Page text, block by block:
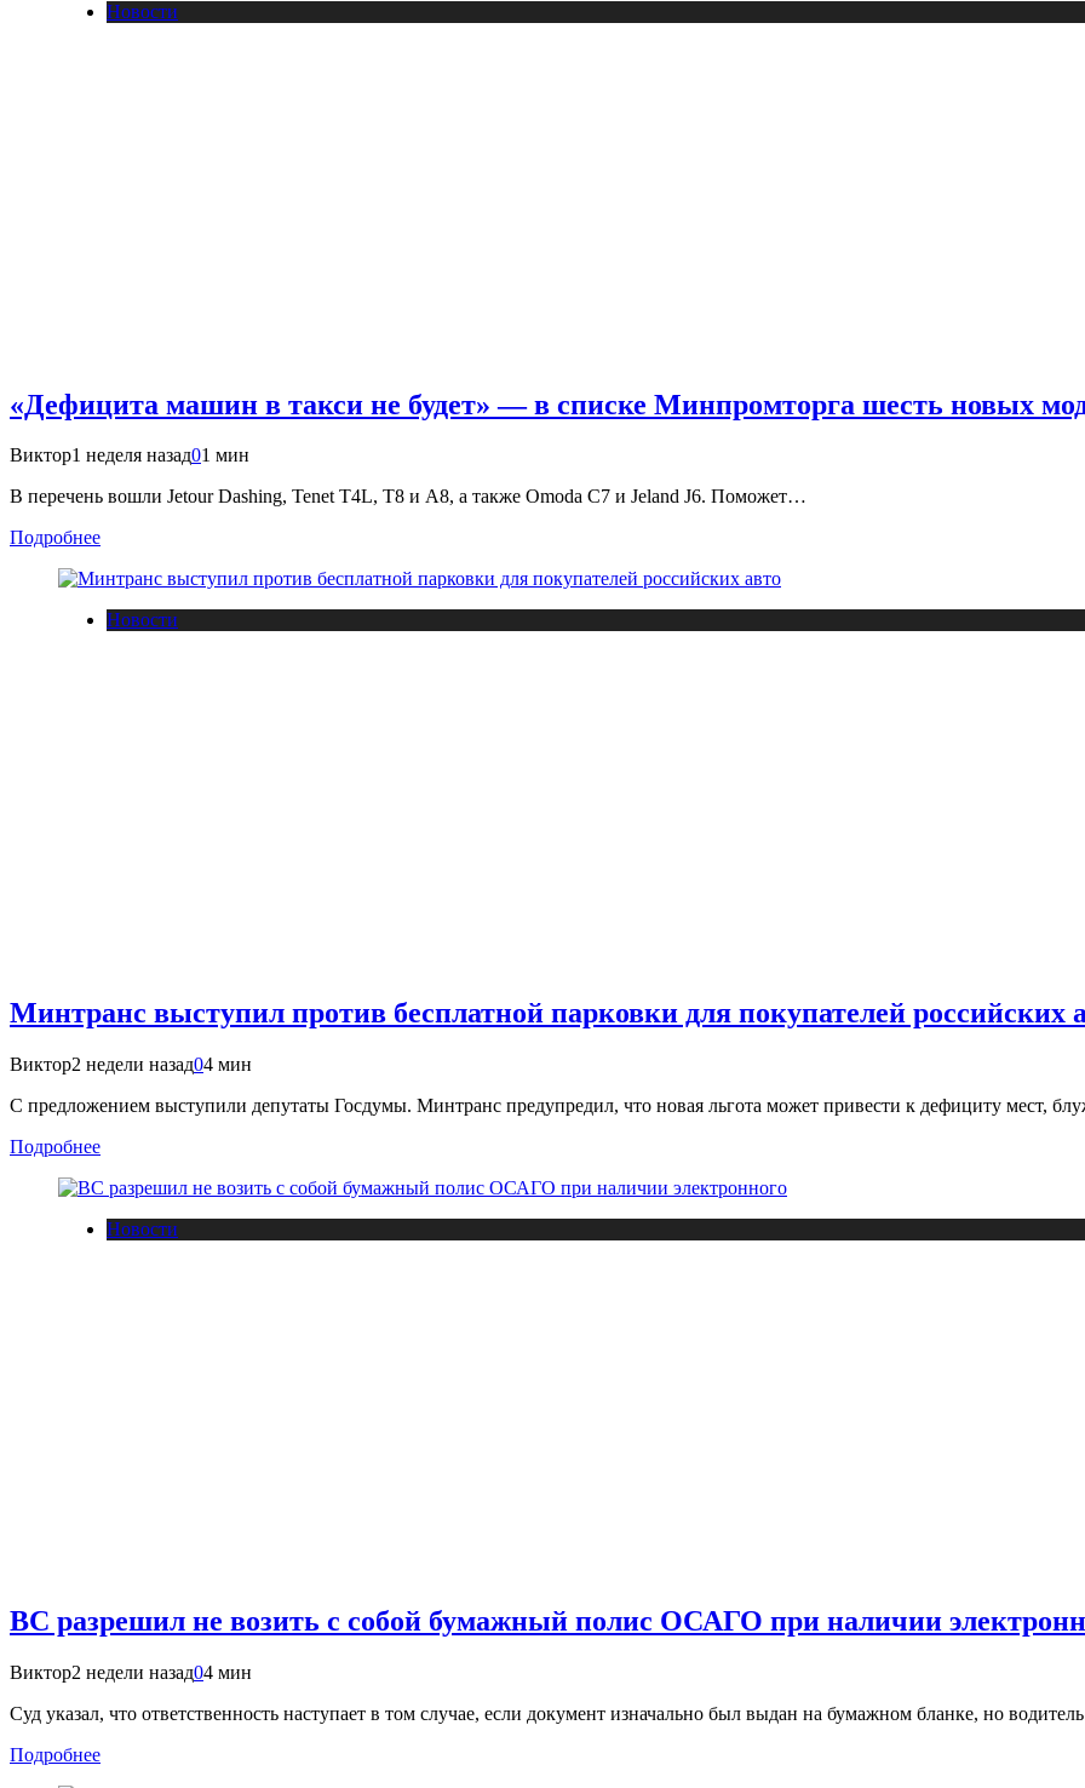
Новости
«Дефицита машин в такси не будет» — в списке Минпромторга шесть новых
Виктор1 неделя назад01 мин
В перечень вошли Jetour Dashing, Tenet T4L, T8 и A8, а также Omoda C7 и Jeland J6. Поможет…
Подробнее
Новости
Минтранс выступил против бесплатной парковки для покупателей российских
Виктор2 недели назад04 мин
С предложением выступили депутаты Госдумы. Минтранс предупредил, что новая льгота может привести к дефициту мест,
Подробнее
Новости
ВС разрешил не возить с собой бумажный полис ОСАГО при наличии
Виктор2 недели назад04 мин
Суд указал, что ответственность наступает в том случае, если документ изначально был выдан на бумажном бланке, но
Подробнее